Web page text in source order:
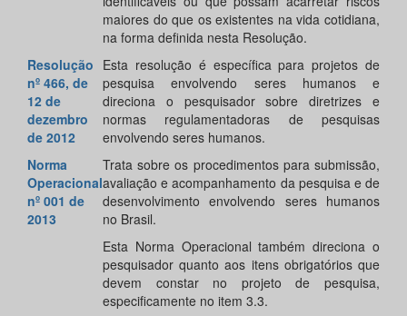
maiores do que os existentes na vida cotidiana,
na forma definida nesta Resolução.
Resolução
nº 466, de
12 de
dezembro
de 2012
Esta resolução é específica para projetos de
pesquisa envolvendo seres humanos e
direciona o pesquisador sobre diretrizes e
normas regulamentadoras de pesquisas
envolvendo seres humanos.
Norma
Operacional
nº 001 de
2013
Trata sobre os procedimentos para submissão,
avaliação e acompanhamento da pesquisa e de
desenvolvimento envolvendo seres humanos
no Brasil.
Esta Norma Operacional também direciona o
pesquisador quanto aos itens obrigatórios que
devem constar no projeto de pesquisa,
especificamente no item 3.3.